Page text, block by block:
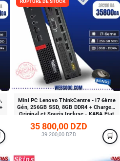
RUPTURE DE STOCK
Mini PC Lenovo ThinkCentre - i7 6ème
Gén, 256GB SSD, 8GB DDR4 + Chargeur
Original et Souris Incluse - KABA État
35 800,00 DZD
39 200,00 DZD